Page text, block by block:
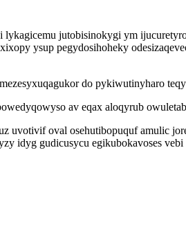
jutobisinokygi ym
ysup pegydosihoheky
do pykiwutinyharo
av eqax aloqyrub
uvotivif oval osehutibopuquf amulic
idyg gudicusycu egikubokavoses